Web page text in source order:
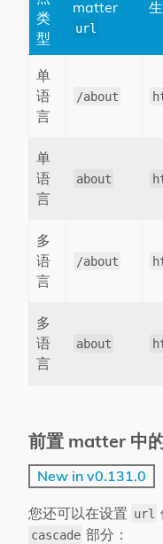
类
型
matter
url
单
语
言
/about
单
语
言
about
多
语
言
/about
多
语
言
about
前置 matter 中
New in v0.131.0
您还可以在设置 url
cascade 部分：